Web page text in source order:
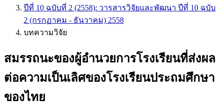
ปีที่ 10 ฉบับที่ 2 (2558): วารสารวิจัยและพัฒนา ปีที่ 10 ฉบับ
2 (กรกฏาคม - ธันวาคม) 2558
บทความวิจัย
สมรรถนะของผู้อำนวยการโรงเรียนที่ส่งผล
ต่อความเป็นเลิศของโรงเรียนประถมศึกษา
ของไทย